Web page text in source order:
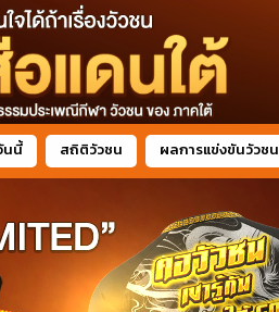
นนี้ สถิติวัวชน ผลการแข่งขันวัวชน